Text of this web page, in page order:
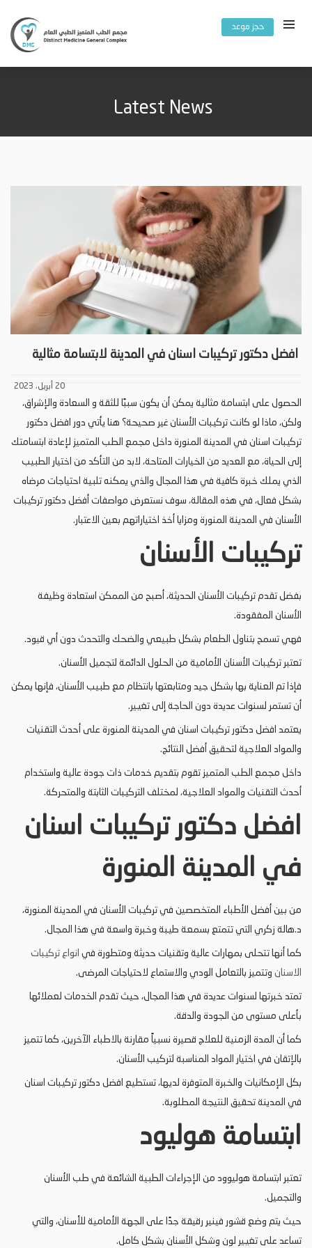
حجز موعد
Latest News
افضل دكتور تركيبات اسنان في المدينة لابتسامة مثالية
20 أبريل، 2023
الحصول على ابتسامة مثالية يمكن أن يكون سببًا للثقة و السعادة والإشراق،
ولكن، ماذا لو كانت تركيبات الأسنان غير صحيحة؟ هنا يأتي دور افضل دكتور
تركيبات اسنان في المدينة المنورة داخل مجمع الطب المتميز لإعادة ابتسامتك
إلى الحياة، مع العديد من الخيارات المتاحة، لابد من التأكد من اختيار الطبيب
الذي يملك خبرة كافية في هذا المجال والذي يمكنه تلبية احتياجات مرضاه
بشكل فعال، في هذه المقالة، سوف نستعرض مواصفات أفضل دكتور تركيبات
الأسنان في المدينة المنورة ومزايا أخذ اختياراتهم بعين الاعتبار.
تركيبات الأسنان
بفضل تقدم تركيبات الأسنان الحديثة، أصبح من الممكن استعادة وظيفة
الأسنان المفقودة.
فهي تسمح بتناول الطعام بشكل طبيعي والضحك والتحدث دون أي قيود.
تعتبر تركيبات الأسنان الأمامية من الحلول الدائمة لتجميل الأسنان.
فإذا تم العناية بها بشكل جيد ومتابعتها بانتظام مع طبيب الأسنان، فإنها يمكن
أن تستمر لسنوات عديدة دون الحاجة إلى تغيير.
يعتمد افضل دكتور تركيبات اسنان في المدينة المنورة على أحدث التقنيات
والمواد العلاجية لتحقيق أفضل النتائج.
داخل مجمع الطب المتميز تقوم بتقديم خدمات ذات جودة عالية واستخدام
أحدث التقنيات والمواد العلاجية، لمختلف التركيبات الثابتة والمتحركة.
افضل دكتور تركيبات اسنان
في المدينة المنورة
من بين أفضل الأطباء المتخصصين في تركيبات الأسنان في المدينة المنورة،
د.هالة زكري التي تتمتع بسمعة طيبة وخبرة واسعة في هذا المجال.
كما أنها تتحلى بمهارات عالية وتقنيات حديثة ومتطورة في انواع تركيبات
الاسنان وتتميز بالتعامل الودي والاستماع لاحتياجات المرضى.
تمتد خبرتها لسنوات عديدة في هذا المجال، حيث تقدم الخدمات لعملائها
بأعلى مستوى من الجودة والدقة.
كما أن المدة الزمنية للعلاج قصيرة نسبياً مقارنة بالاطباء الآخرين، كما تتميز
بالإتقان في اختيار المواد المناسبة لتركيب الأسنان.
بكل الإمكانيات والخبرة المتوفرة لديها، تستطيع افضل دكتور تركيبات اسنان
في المدينة تحقيق النتيجة المطلوبة.
ابتسامة هوليود
تعتبر ابتسامة هوليوود من الإجراءات الطبية الشائعة في طب الأسنان
والتجميل.
حيث يتم وضع قشور فينير رقيقة جدًا على الجهة الأمامية للأسنان، والتي
تساعد على تغيير لون وشكل الأسنان بشكل كامل.